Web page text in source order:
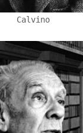
Calvino